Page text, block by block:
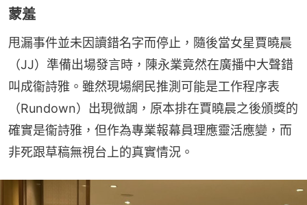
蒙羞
甩漏事件並未因讀錯名字而停止，隨後當女星賈曉晨
（JJ）準備出場發言時，陳永業竟然在廣播中大聲錯
叫成衞詩雅。雖然現場網民推測可能是工作程序表
（Rundown）出現微調，原本排在賈曉晨之後頒獎的
確實是衞詩雅，但作為專業報幕員理應靈活應變，而
非死跟草稿無視台上的真實情況。